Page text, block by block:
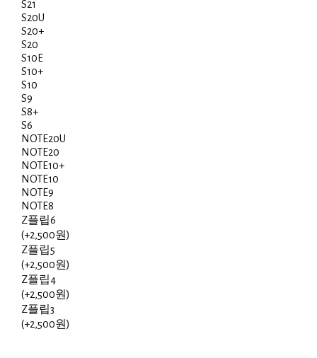
S21
S20U
S20+
S20
S10E
S10+
S10
S9
S8+
S6
NOTE20U
NOTE20
NOTE10+
NOTE10
NOTE9
NOTE8
Z플립6
(+2,500원)
Z플립5
(+2,500원)
Z플립4
(+2,500원)
Z플립3
(+2,500원)